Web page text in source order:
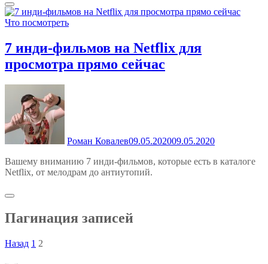
Что посмотреть
7 инди-фильмов на Netflix для
просмотра прямо сейчас
Роман Ковалев09.05.202009.05.2020
Вашему вниманию 7 инди-фильмов, которые есть в каталоге
Netflix, от мелодрам до антиутопий.
Пагинация записей
Назад 1 2